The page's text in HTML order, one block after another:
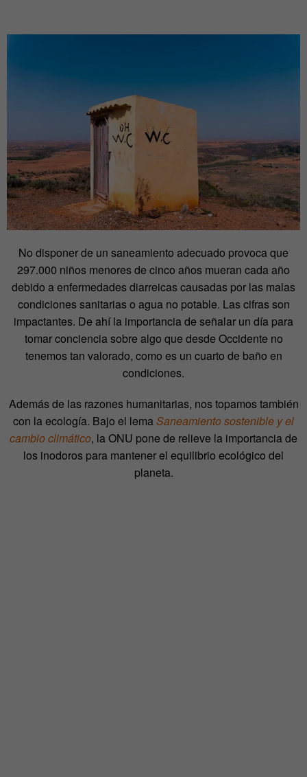
No disponer de un saneamiento adecuado provoca que
297.000 niños menores de cinco años mueran cada año
debido a enfermedades diarreicas causadas por las malas
condiciones sanitarias o agua no potable. Las cifras son
impactantes. De ahí la importancia de señalar un día para
tomar conciencia sobre algo que desde Occidente no
tenemos tan valorado, como es un cuarto de baño en
condiciones.
Además de las razones humanitarias, nos topamos también
con la ecología. Bajo el lemaSaneamiento sostenible y el
cambio climático, la ONU pone de relieve la importancia de
los inodoros para mantener el equilibrio ecológico del
planeta.